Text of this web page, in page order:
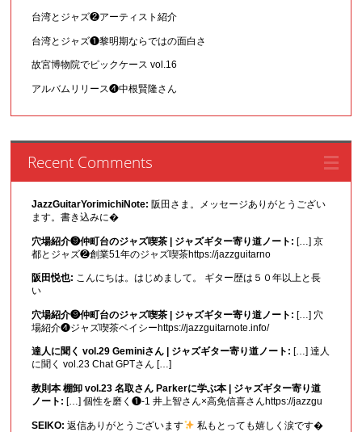
台湾とジャズ❷アーティスト紹介
台湾とジャズ❶黎明期ならではの面白さ
故宮博物院でピックケース vol.16
アルバムリリース❹中根賢隆さん
Recent Comments
JazzGuitarYorimichiNote: 阪田さま。メッセージありがとうござい
ます。書き込みに�
穴場紹介❾仲町台のジャズ喫茶 | ジャズギター寄り道ノート: […] 京
都とジャズ❷創業51年のジャズ喫茶https://jazzguitarno
阪田悦也: こんにちは。はじめまして。 ギター歴は５０年以上と長
い
穴場紹介❾仲町台のジャズ喫茶 | ジャズギター寄り道ノート: […] 穴
場紹介❹ジャズ喫茶ベイシーhttps://jazzguitarnote.info/
達人に聞く vol.29 Geminiさん | ジャズギター寄り道ノート: […] 達人
に聞く vol.23 Chat GPTさん […]
教則本 棚卸 vol.23 名取さん Parkerに学ぶ本 | ジャズギター寄り道
ノート: […] 個性を磨く❶-1 井上智さん×高免信喜さんhttps://jazzgu
SEIKO: 返信ありがとうございます 私もとっても嬉しく涙です�